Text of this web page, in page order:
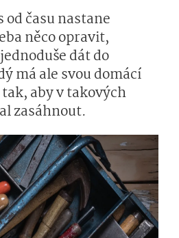
od času nastane
něco opravit,
dát do
má ale svou domácí
aby v takových
zasáhnout.